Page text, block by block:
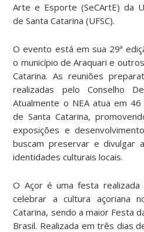
Arte e Esporte (SeCArtE) da
de Santa Catarina (UFSC).
O evento está em sua 29ª
o município de Araquari e
Catarina. As reuniões
realizadas pelo Conselho
Atualmente o NEA atua em
de Santa Catarina,
exposições e
buscam preservar e divulgar
identidades culturais locais.
O Açor é uma festa realizada
celebrar a cultura açoriana
Catarina, sendo a maior Festa
Brasil. Realizada em três dias